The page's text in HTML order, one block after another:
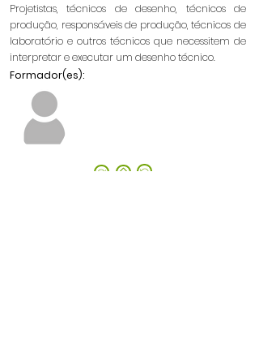
Projetistas, técnicos de desenho, técnicos de
produção, responsáveis de produção, técnicos de
laboratório e outros técnicos que necessitem de
interpretar e executar um desenho técnico.
Formador(es):